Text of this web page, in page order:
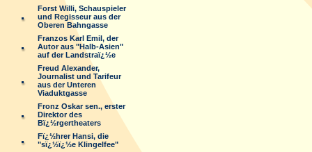
Forst Willi, Schauspieler
und Regisseur aus der
Oberen Bahngasse
Franzos Karl Emil, der
Autor aus "Halb-Asien"
auf der Landstraï¿½e
Freud Alexander,
Journalist und Tarifeur
aus der Unteren
Viaduktgasse
Fronz Oskar sen., erster
Direktor des
Bï¿½rgertheaters
Fï¿½hrer Hansi, die
"sï¿½ï¿½e Klingelfee"